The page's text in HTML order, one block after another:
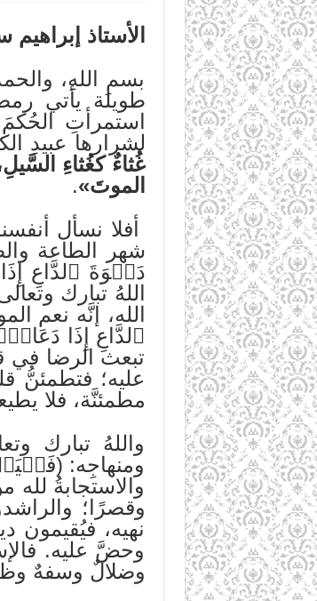
الأستاذ إبراهيم
بسمِ اللهِ،
طويلة يأتي
استمرأتِ
لشرارها عبيدِ
غُثاءٌ كغُثاءِ
الموتَ».
أفلا نسأل
شهر الطاعة
اللهُ تبارك
الله، إنَّه نعم
ٱلدَّاعِ إِذَا
تبعث الرضا في
عليه؛ فتطمئنُّ
مطمئنَّة، فلا
واللهُ تبارك
ومنهاجِه:
والاستجابةُ لله
وقصرًا؛
نهيه، فيُقيمون
وحضَّ عليه.
وضلالٌ وسفهٌ